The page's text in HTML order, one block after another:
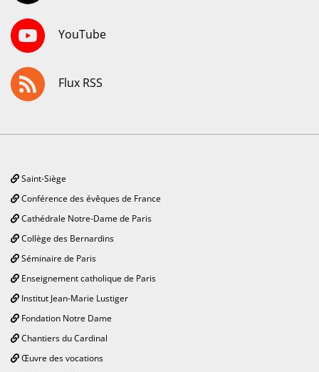
YouTube
Flux RSS
Saint-Siège
Conférence des évêques de France
Cathédrale Notre-Dame de Paris
Collège des Bernardins
Séminaire de Paris
Enseignement catholique de Paris
Institut Jean-Marie Lustiger
Fondation Notre Dame
Chantiers du Cardinal
Œuvre des vocations